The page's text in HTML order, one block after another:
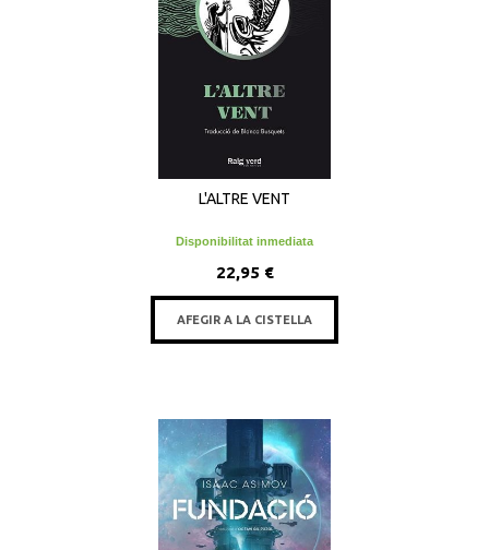
L'ALTRE VENT
Disponibilitat inmediata
22,95 €
AFEGIR A LA CISTELLA